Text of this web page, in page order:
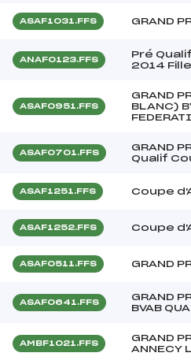
ASAF1031.FFS GRAND
ANAF0123.FFS
Pré
2014
ASAF0951.FFS
GRAND
BLANC)
ASAF0701.FFS
GRAND
Qualif
ASAF1251.FFS Coupe
ASAF1252.FFS Coupe
ASAF0511.FFS GRAND
ASAF0641.FFS
GRAND
BVAB
AMBF1021.FFS
GRAND
ANNECY